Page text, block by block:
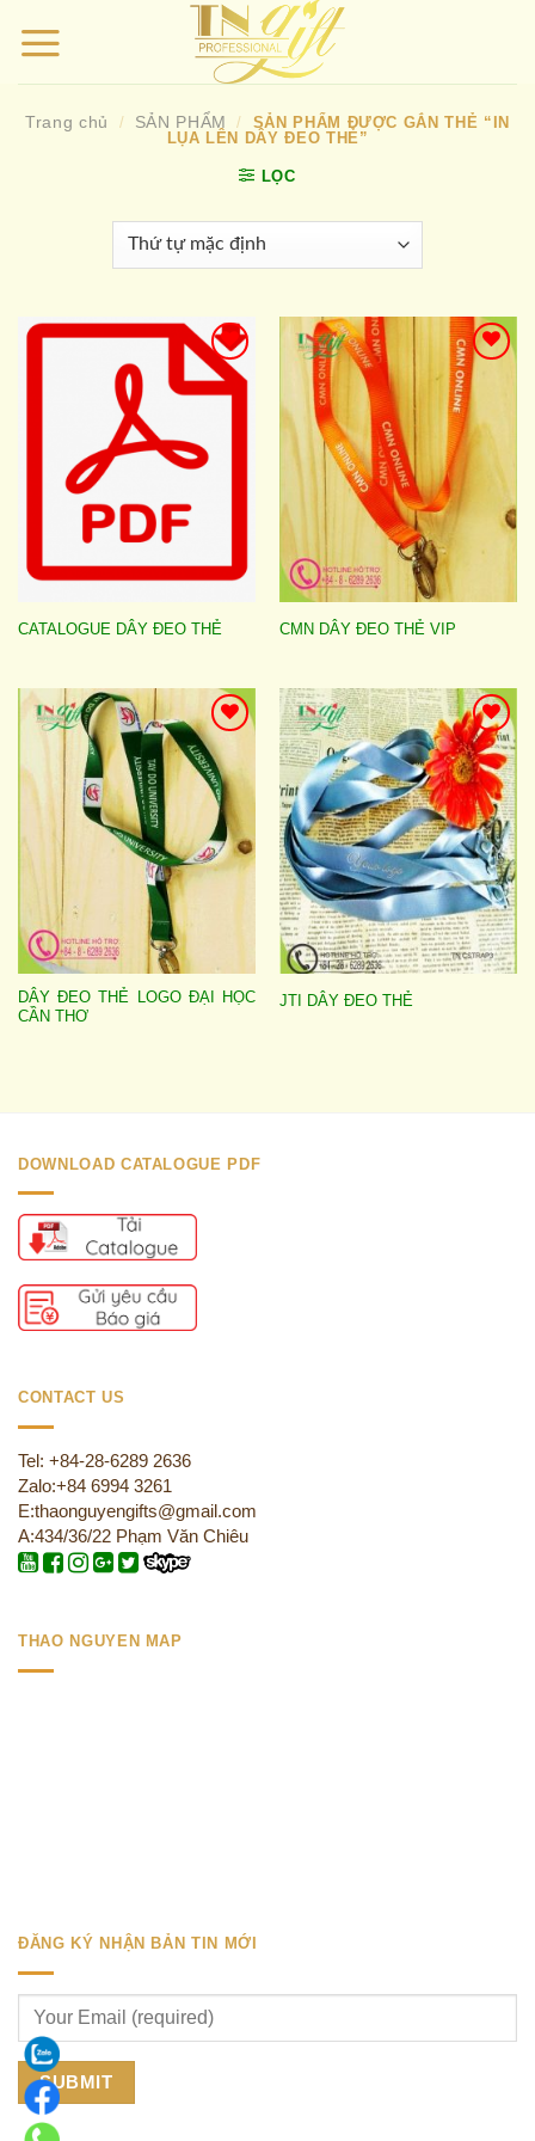
qua
Trang chủ / SẢN PHẨM /
SẢN PHẨM ĐƯỢC GẮN THẺ “IN
LỤA LÊN DÂY ĐEO THẺ”
LỌC
Add to
wishlist
CATALOGUE DÂY ĐEO THẺ
Add to
wishlist
CMN DÂY ĐEO THẺ VIP
Add to
wishlist
DÂY ĐEO THẺ LOGO ĐẠI HỌC
CẦN THƠ
Add to
wishlist
JTI DÂY ĐEO THẺ
DOWNLOAD CATALOGUE PDF
CONTACT US
Tel: +84-28-6289 2636
Zalo:+84 6994 3261
E:thaonguyengifts@gmail.com
A:434/36/22 Phạm Văn Chiêu
THAO NGUYEN MAP
ĐĂNG KÝ NHẬN BẢN TIN MỚI